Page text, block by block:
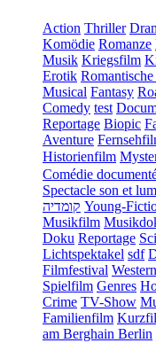
Action Thriller
Komödie Romanze
Musik Kriegsfilm
Erotik
Musical Fantasy
Comedy test
Reportage Biopic
Aventure
Historienfilm
Comédie
Spectacle son et
קומדיה Young-
Musikfilm
Doku Reportage
Lichtspektakel sdf
Filmfestival Western
Spielfilm Genres
Crime TV-Show
Familienfilm
am Berghain Berlin